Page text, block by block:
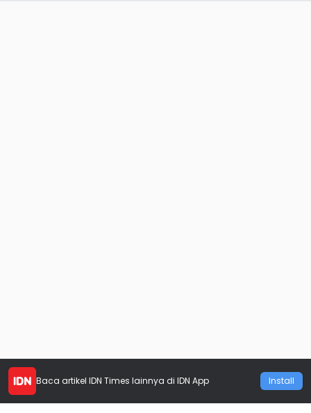
Baca artikel IDN Times lainnya di IDN App Install